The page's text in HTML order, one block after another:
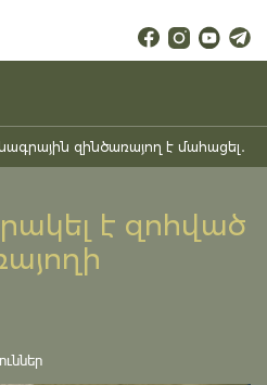
զինծառայող է մահացել․
է զոհված